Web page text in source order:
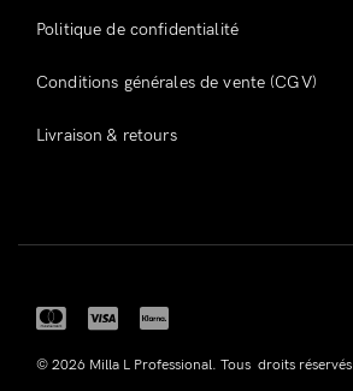
Politique de confidentialité
Conditions générales de vente (CGV)
Livraison & retours
© 2026 Milla L Professional. Tous droits réservés